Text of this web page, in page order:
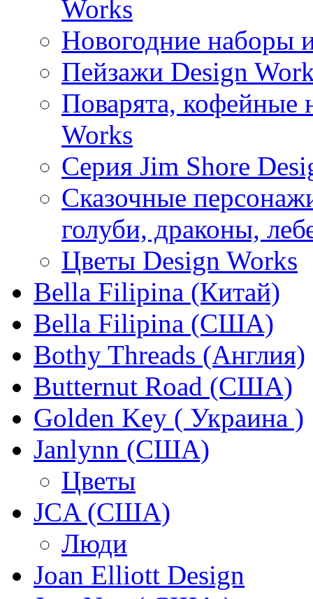
Works
Новогодние наборы
Пейзажи Design
Поварята, кофейные
Works
Серия Jim Shore
Сказочные
голуби, драконы,
Цветы Design Works
Bella Filipina (Китай)
Bella Filipina (США)
Bothy Threads (Англия)
Butternut Road (США)
Golden Key ( Украина )
Janlynn (США)
Цветы
JCA (США)
Люди
Joan Elliott Design